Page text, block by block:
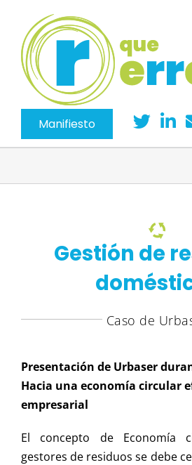
contenido
Manifiesto
Gestión de
Caso de
Presentación de Urbaser
Hacia una economía circular
empresarial
El concepto de Economía
gestores de residuos se debe